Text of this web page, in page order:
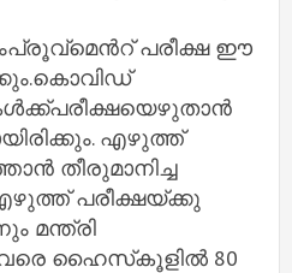
പരീക്ഷ ഈ
എഴുത്ത്
തീരുമാനിച്ച
എഴുത്ത് പരീക്ഷയ്ക്കു
മന്ത്രി
ഹൈസ്‌കൂളിൽ 80